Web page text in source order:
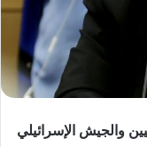
والجيش الإسرائيلي